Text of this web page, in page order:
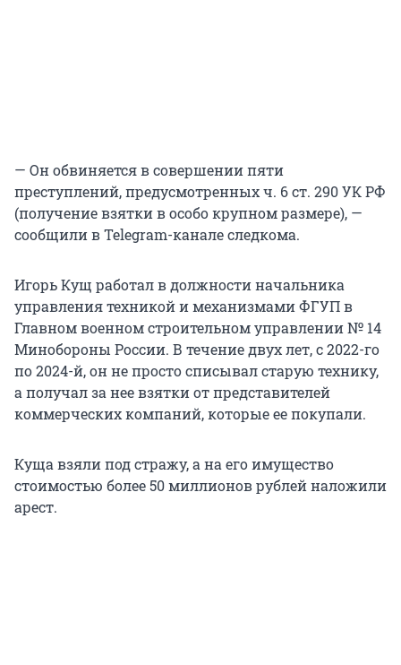
— Он обвиняется в совершении пяти
преступлений, предусмотренных ч. 6 ст. 290 УК РФ
(получение взятки в особо крупном размере), —
сообщили в Telegram-канале следкома.
Игорь Кущ работал в должности начальника
управления техникой и механизмами ФГУП в
Главном военном строительном управлении № 14
Минобороны России. В течение двух лет, с 2022-го
по 2024-й, он не просто списывал старую технику,
а получал за нее взятки от представителей
коммерческих компаний, которые ее покупали.
Куща взяли под стражу, а на его имущество
стоимостью более 50 миллионов рублей наложили
арест.